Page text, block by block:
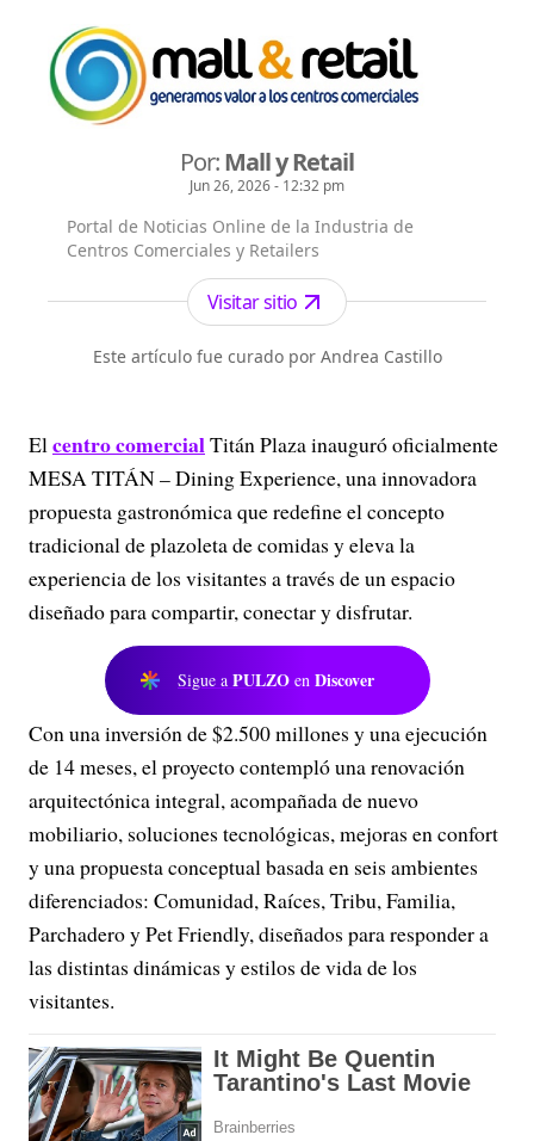
Por:Mall y Retail
Jun 26, 2026 - 12:32 pm
Portal de Noticias Online de la Industria de
Centros Comerciales y Retailers
Visitar sitio
Este artículo fue curado por Andrea Castillo
Elcentro comercialTitán Plaza inauguró oficialmente
MESA TITÁN – Dining Experience, una innovadora
propuesta gastronómica que redefine el concepto
tradicional de plazoleta de comidas y eleva la
experiencia de los visitantes a través de un espacio
diseñado para compartir, conectar y disfrutar.
Sigue a PULZO en Discover
Con una inversión de $2.500 millones y una ejecución
de 14 meses, el proyecto contempló una renovación
arquitectónica integral, acompañada de nuevo
mobiliario, soluciones tecnológicas, mejoras en confort
y una propuesta conceptual basada en seis ambientes
diferenciados: Comunidad, Raíces, Tribu, Familia,
Parchadero y Pet Friendly, diseñados para responder a
las distintas dinámicas y estilos de vida de los
visitantes.